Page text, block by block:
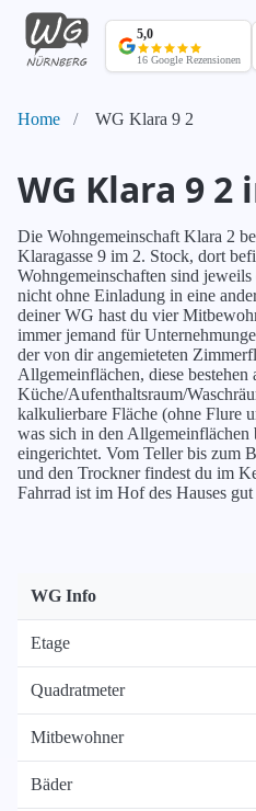
WG
Nürnberg
Startseite
5,0
16 Google Rezensionen
Home WG Klara 9 2
WG Klara 9
Die Wohngemeinschaft Klara 2
Klaragasse 9 im 2. Stock, dort
Wohngemeinschaften sind
nicht ohne Einladung in eine
deiner WG hast du vier
immer jemand für
der von dir angemieteten
Allgemeinflächen, diese bestehen
Küche/Aufenthaltsraum/
kalkulierbare Fläche (ohne Flure
was sich in den
eingerichtet. Vom Teller bis zum
und den Trockner findest du im
Fahrrad ist im Hof des Hauses gut
WG Info
Etage
Quadratmeter
Mitbewohner
Bäder